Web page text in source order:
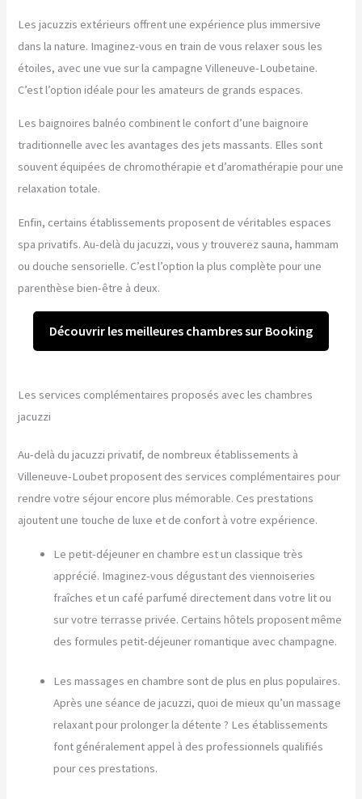
Les jacuzzis extérieurs offrent une expérience plus immersive
dans la nature. Imaginez-vous en train de vous relaxer sous les
étoiles, avec une vue sur la campagne Villeneuve-Loubetaine.
C’est l’option idéale pour les amateurs de grands espaces.
Les baignoires balnéo combinent le confort d’une baignoire
traditionnelle avec les avantages des jets massants. Elles sont
souvent équipées de chromothérapie et d’aromathérapie pour une
relaxation totale.
Enfin, certains établissements proposent de véritables espaces
spa privatifs. Au-delà du jacuzzi, vous y trouverez sauna, hammam
ou douche sensorielle. C’est l’option la plus complète pour une
parenthèse bien-être à deux.
Découvrir les meilleures chambres sur Booking
Les services complémentaires proposés avec les chambres
jacuzzi
Au-delà du jacuzzi privatif, de nombreux établissements à
Villeneuve-Loubet proposent des services complémentaires pour
rendre votre séjour encore plus mémorable. Ces prestations
ajoutent une touche de luxe et de confort à votre expérience.
Le petit-déjeuner en chambre est un classique très
apprécié. Imaginez-vous dégustant des viennoiseries
fraîches et un café parfumé directement dans votre lit ou
sur votre terrasse privée. Certains hôtels proposent même
des formules petit-déjeuner romantique avec champagne.
Les massages en chambre sont de plus en plus populaires.
Après une séance de jacuzzi, quoi de mieux qu’un massage
relaxant pour prolonger la détente ? Les établissements
font généralement appel à des professionnels qualifiés
pour ces prestations.